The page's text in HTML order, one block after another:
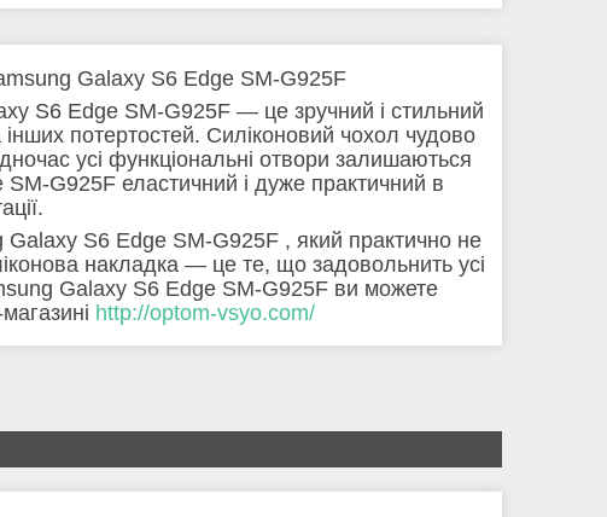
Galaxy S6 Edge SM-G925F
S6 Edge SM-G925F — це зручний і стильний
потертостей. Силіконовий чохол чудово
усі функціональні отвори залишаються
G925F еластичний і дуже практичний в
S6 Edge SM-G925F , який практично не
накладка — це те, що задовольнить усі
Galaxy S6 Edge SM-G925F ви можете
http://optom-vsyo.com/